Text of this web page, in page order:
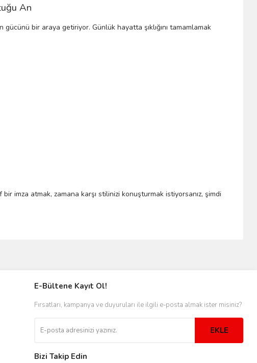
An
bir araya getiriyor. Günlük hayatta şıklığını tamamlamak
imza atmak, zamana karşı stilinizi konuşturmak istiyorsanız, şimdi
E-Bültene Kayıt Ol!
Fırsatları, kampanya ve duyuruları ile ilgili e-posta almak ister misiniz?
EKLE
Bizi Takip Edin